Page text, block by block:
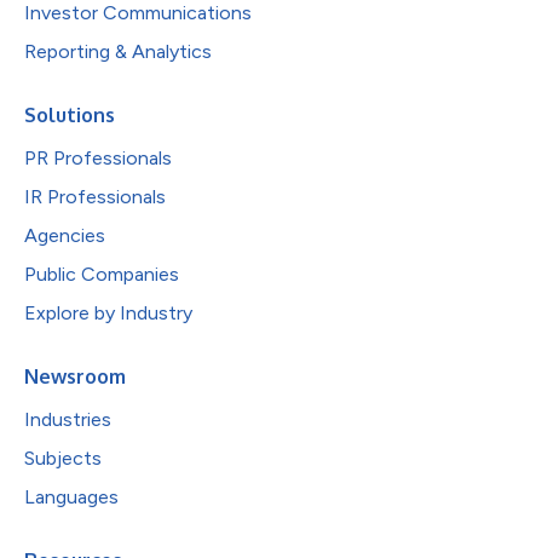
Investor Communications
Reporting & Analytics
Solutions
PR Professionals
IR Professionals
Agencies
Public Companies
Explore by Industry
Newsroom
Industries
Subjects
Languages